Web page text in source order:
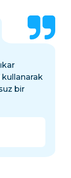
kullanarak
bir